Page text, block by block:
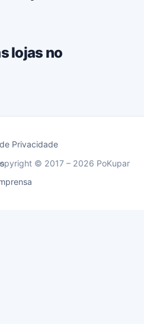
lojas no
Privacidade
© 2017 – 2026 PoKupar